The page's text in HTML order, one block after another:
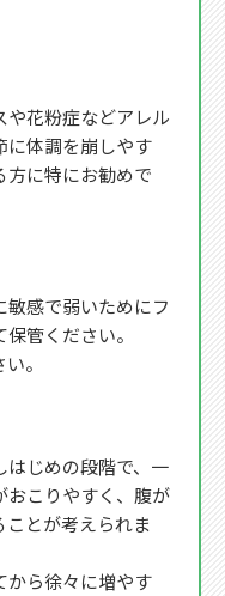
花粉症などアレル
に体調を崩しやす
方に特にお勧めで
感で弱いためにフ
管ください。
。
はじめの段階で、一
おこりやすく、腹が
とが考えられま
から徐々に増やす